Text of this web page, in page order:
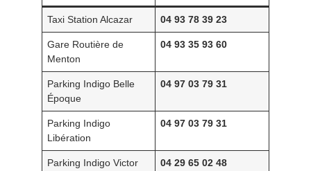
Taxi Station Alcazar 04 93 78 39 23
Gare Routière de
Menton
04 93 35 93 60
Parking Indigo Belle
Époque
04 97 03 79 31
Parking Indigo
Libération
04 97 03 79 31
Parking Indigo Victor
04 29 65 02 48